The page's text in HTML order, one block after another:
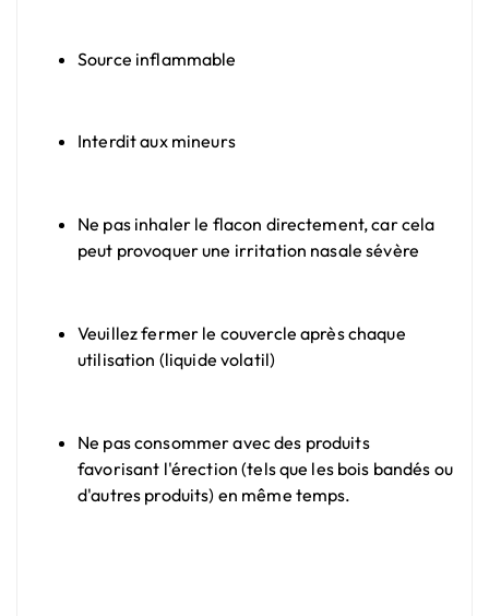
Source inflammable
Interdit aux mineurs
Ne pas inhaler le flacon directement, car cela
peut provoquer une irritation nasale sévère
Veuillez fermer le couvercle après chaque
utilisation (liquide volatil)
Ne pas consommer avec des produits
favorisant l'érection (tels que les bois bandés ou
d'autres produits) en même temps.